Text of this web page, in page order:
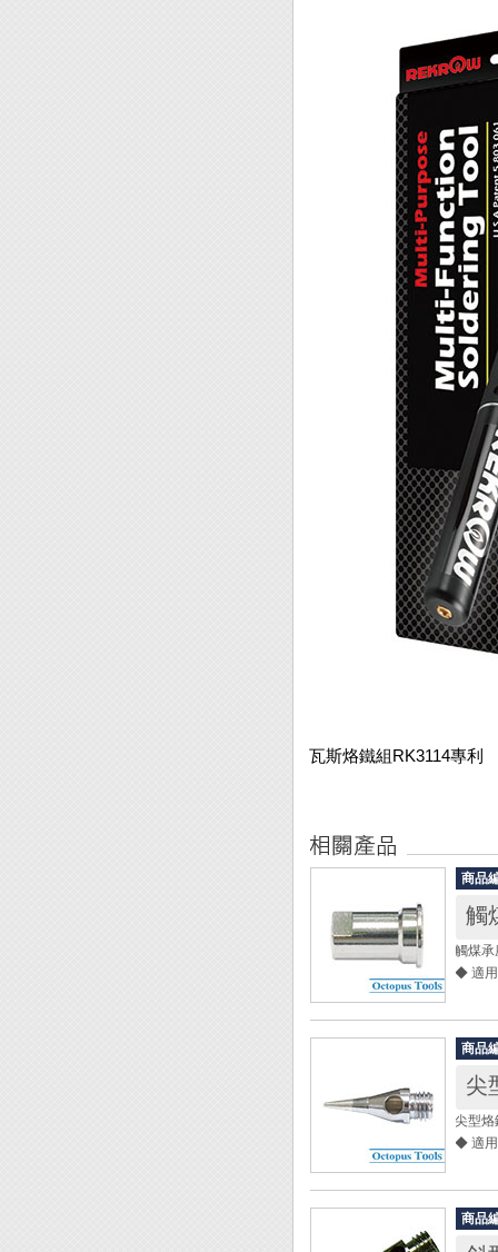
瓦斯烙鐵組RK3114專利
商品
觸
觸煤承
◆ 適用
原廠
商品
尖
尖型
◆ 適用
原廠型
商品